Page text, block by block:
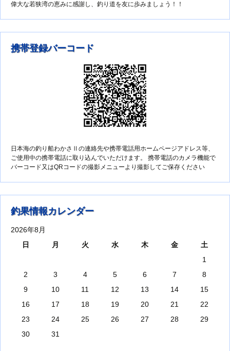
偉大な若狭湾の恵みに感謝し、釣り道を友に歩みましょう！！
携帯登録バーコード
日本海の釣り船わかさⅡの連絡先や携帯電話用ホームページアドレス等、
ご使用中の携帯電話に取り込んでいただけます。 携帯電話のカメラ機能で
バーコード又はQRコードの撮影メニューより撮影してご保存ください
釣果情報カレンダー
2026年8月
日
月 火 水 木 金
土
1
2
3 4 5 6 7
8
9
10 11 12 13 14
15
16
17 18 19 20 21
22
23
24 25 26 27 28
29
30
31